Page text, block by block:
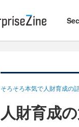
そろそろ本気で人財育成の
人財育成